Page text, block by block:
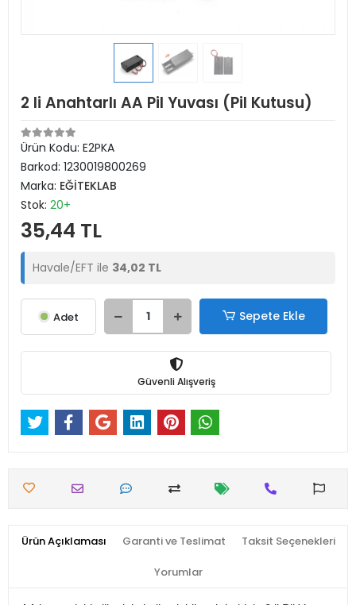
2 li Anahtarlı AA Pil Yuvası (Pil Kutusu)
Ürün Kodu: E2PKA
Barkod: 1230019800269
Marka: EĞİTEKLAB
Stok: 20+
35,44 TL
Havale/EFT ile 34,02 TL
Adet Sepete Ekle
Güvenli Alışveriş
Ürün Açıklaması Garanti ve Teslimat Taksit Seçenekleri
Yorumlar